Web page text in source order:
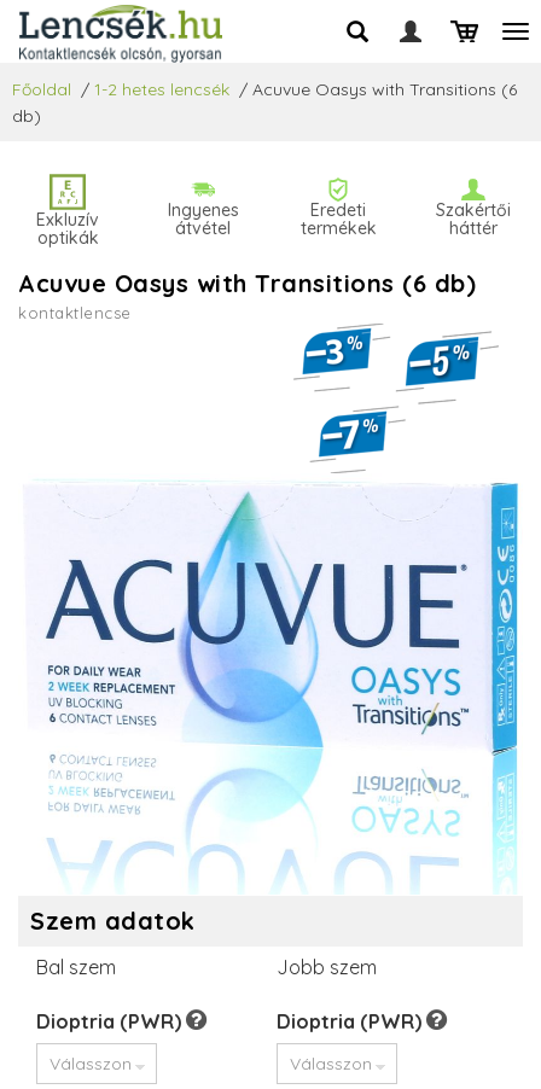
Főoldal / 1-2 hetes lencsék / Acuvue Oasys with Transitions (6
db)
Exkluzív
optikák
Ingyenes
átvétel
Eredeti
termékek
Szakértői
háttér
Acuvue Oasys with Transitions (6 db)
kontaktlencse
Szem adatok
Bal szem
Dioptria (PWR)
Jobb szem
Dioptria (PWR)